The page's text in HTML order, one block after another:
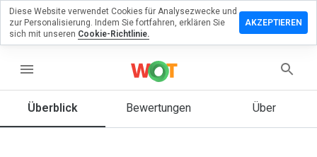
menu
Überblick Bewertungen Über
eine
Diese Website verwendet Cookies für Analysezwecke und
zur Personalisierung. Indem Sie fortfahren, erklären Sie
sich mit unseren Cookie-Richtlinie.
AKZEPTIEREN